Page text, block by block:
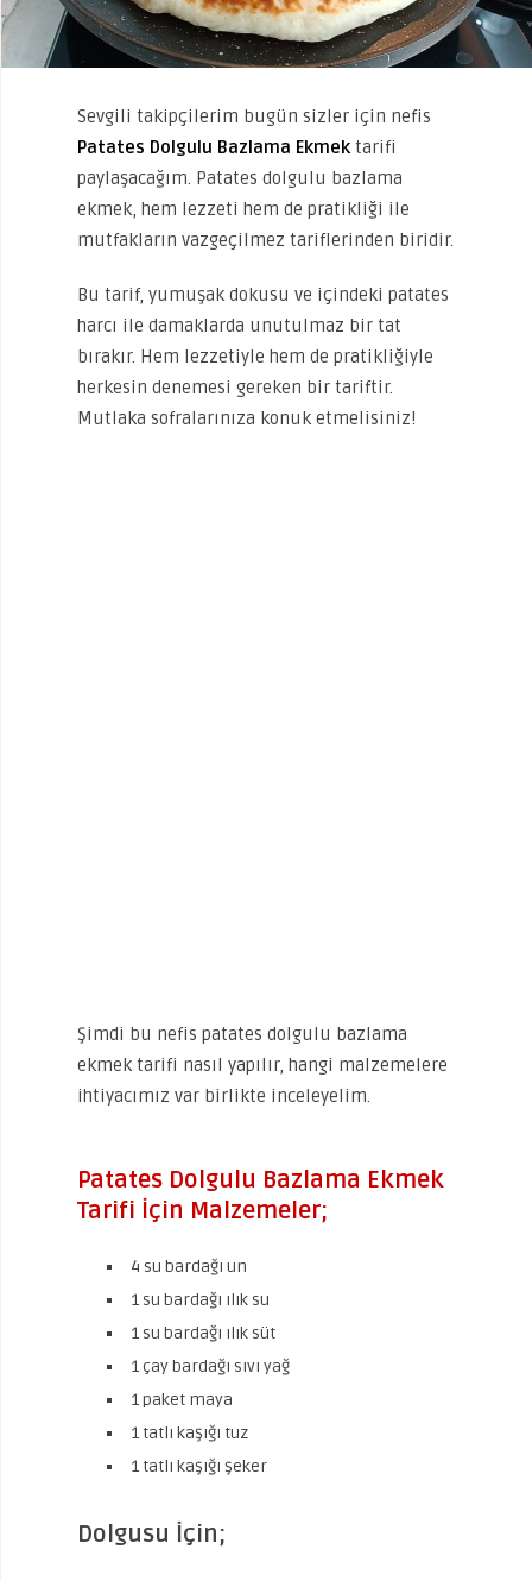
Sevgili takipçilerim bugün sizler için nefis
Patates Dolgulu Bazlama Ekmektarifi
paylaşacağım. Patates dolgulu bazlama
ekmek, hem lezzeti hem de pratikliği ile
mutfakların vazgeçilmez tariflerinden biridir.
Bu tarif, yumuşak dokusu ve içindeki patates
harcı ile damaklarda unutulmaz bir tat
bırakır. Hem lezzetiyle hem de pratikliğiyle
herkesin denemesi gereken bir tariftir.
Mutlaka sofralarınıza konuk etmelisiniz!
Şimdi bu nefis patates dolgulu bazlama
ekmek tarifi nasıl yapılır, hangi malzemelere
ihtiyacımız var birlikte inceleyelim.
Patates Dolgulu Bazlama Ekmek
Tarifi İçin Malzemeler;
4 su bardağı un
1 su bardağı ılık su
1 su bardağı ılık süt
1 çay bardağı sıvı yağ
1 paket maya
1 tatlı kaşığı tuz
1 tatlı kaşığı şeker
Dolgusu İçin;